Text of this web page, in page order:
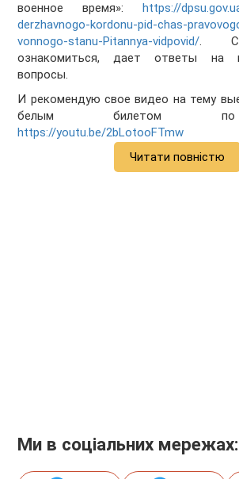
военное время»: https://
derzhavnogo-kordonu-pid-chas-
vonnogo-stanu-Pitannya-vidpovid/.
ознакомиться, дает ответы на
вопросы.
И рекомендую свое видео на тему
белым билетом
https://youtu.be/2bLotooFTmw
Читати повністю
Ми в соціальних мережах: